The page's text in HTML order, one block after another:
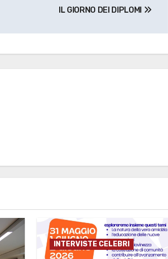
IL GIORNO DEI DIPLOMI
INTERVISTE CELEBRI